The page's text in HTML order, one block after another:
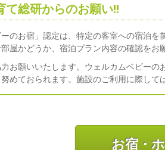
て総研からのお願い!!
ーのお宿」認定は、特定の客室への宿泊
屋かどうか、宿泊プラン内容の確認をお
お願いいたします。ウェルカムベビー
めておられます。施設のご利用に際し
お宿・